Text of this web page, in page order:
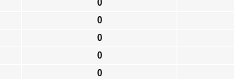
0
0
0
0
0